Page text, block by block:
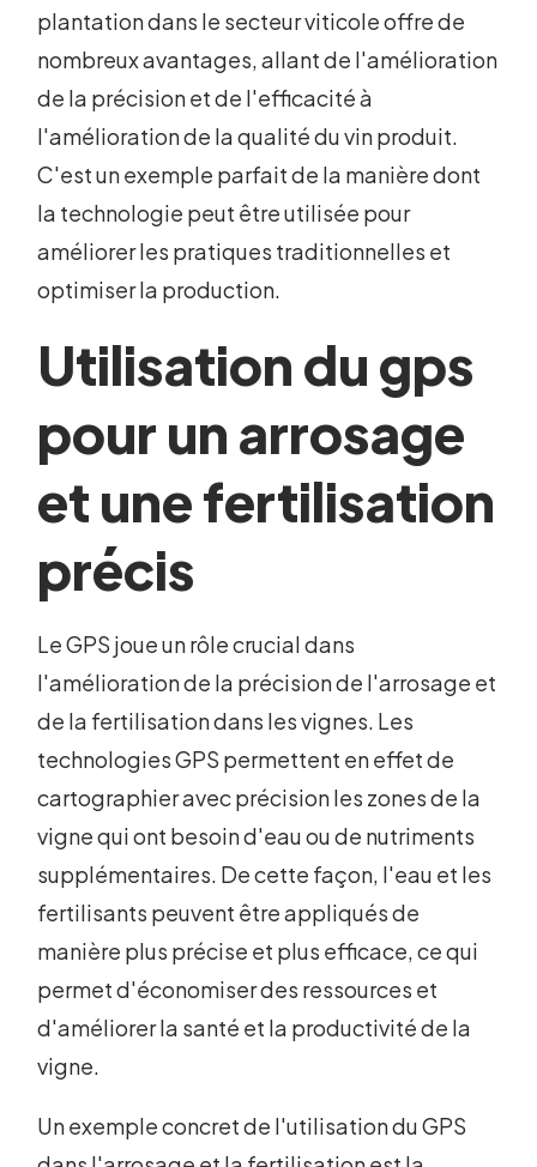
plantation dans le secteur viticole offre de
nombreux avantages, allant de l'amélioration
de la précision et de l'efficacité à
l'amélioration de la qualité du vin produit.
C'est un exemple parfait de la manière dont
la technologie peut être utilisée pour
améliorer les pratiques traditionnelles et
optimiser la production.
Utilisation du gps
pour un arrosage
et une fertilisation
précis
Le GPS joue un rôle crucial dans
l'amélioration de la précision de l'arrosage et
de la fertilisation dans les vignes. Les
technologies GPS permettent en effet de
cartographier avec précision les zones de la
vigne qui ont besoin d'eau ou de nutriments
supplémentaires. De cette façon, l'eau et les
fertilisants peuvent être appliqués de
manière plus précise et plus efficace, ce qui
permet d'économiser des ressources et
d'améliorer la santé et la productivité de la
vigne.
Un exemple concret de l'utilisation du GPS